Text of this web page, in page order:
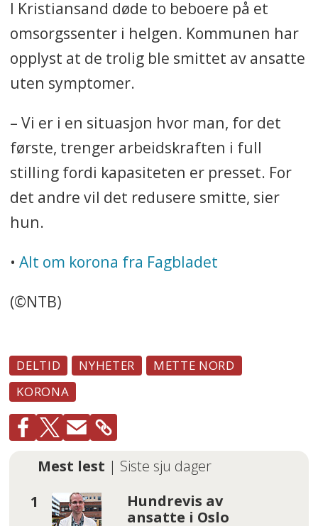
I Kristiansand døde to beboere på et
omsorgssenter i helgen. Kommunen har
opplyst at de trolig ble smittet av ansatte
uten symptomer.
– Vi er i en situasjon hvor man, for det
første, trenger arbeidskraften i full
stilling fordi kapasiteten er presset. For
det andre vil det redusere smitte, sier
hun.
• Alt om korona fra Fagbladet
(©NTB)
DELTID NYHETER
METTE NORD
KORONA
Mest lest | Siste sju dager
Hundrevis av
ansatte i Oslo